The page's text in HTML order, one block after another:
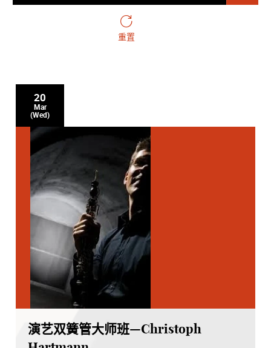
重置
20
Mar
(Wed)
演艺双簧管大师班—Christoph